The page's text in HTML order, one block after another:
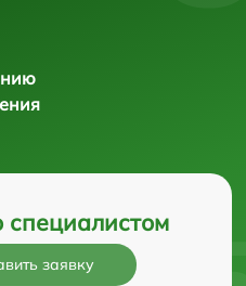
специалистом
заявку